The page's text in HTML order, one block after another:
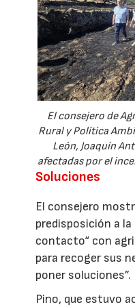
El consejero de
Rural y Política
León, Joaquín
afectadas por el
Soluciones
El consejero
predisposición a
contacto“ con
para recoger sus
poner soluciones”.
Pino, que estuvo